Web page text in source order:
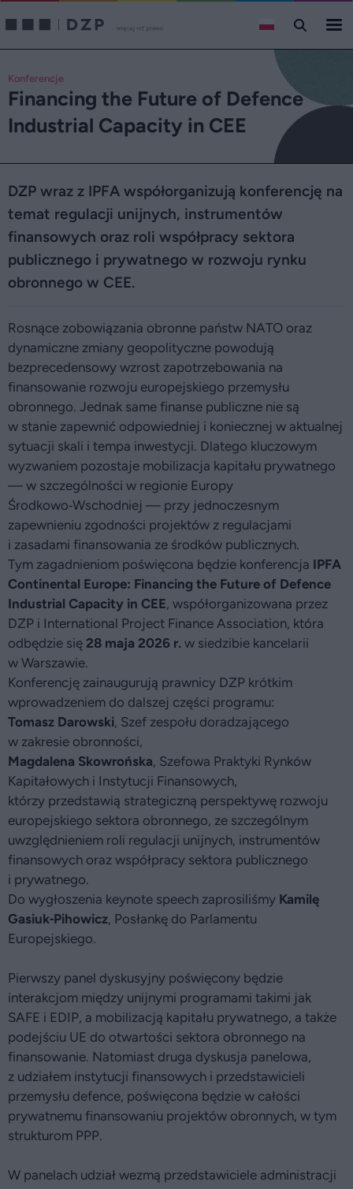
Konferencje
Financing the Future of Defence
Industrial Capacity in CEE
DZP wraz z IPFA współorganizują konferencję na
temat regulacji unijnych, instrumentów
finansowych oraz roli współpracy sektora
publicznego i prywatnego w rozwoju rynku
obronnego w CEE.
Rosnące zobowiązania obronne państw NATO oraz
dynamiczne zmiany geopolityczne powodują
bezprecedensowy wzrost zapotrzebowania na
finansowanie rozwoju europejskiego przemysłu
obronnego. Jednak same finanse publiczne nie są
w stanie zapewnić odpowiedniej i koniecznej w aktualnej
sytuacji skali i tempa inwestycji. Dlatego kluczowym
wyzwaniem pozostaje mobilizacja kapitału prywatnego
— w szczególności w regionie Europy
Środkowo‑Wschodniej — przy jednoczesnym
zapewnieniu zgodności projektów z regulacjami
i zasadami finansowania ze środków publicznych.
Tym zagadnieniom poświęcona będzie konferencja IPFA
Continental Europe: Financing the Future of Defence
Industrial Capacity in CEE, współorganizowana przez
DZP i International Project Finance Association, która
odbędzie się 28 maja 2026 r. w siedzibie kancelarii
w Warszawie.
Konferencję zainaugurują prawnicy DZP krótkim
wprowadzeniem do dalszej części programu:
Tomasz Darowski, Szef zespołu doradzającego
w zakresie obronności,
Magdalena Skowrońska, Szefowa Praktyki Rynków
Kapitałowych i Instytucji Finansowych,
którzy przedstawią strategiczną perspektywę rozwoju
europejskiego sektora obronnego, ze szczególnym
uwzględnieniem roli regulacji unijnych, instrumentów
finansowych oraz współpracy sektora publicznego
i prywatnego.
Do wygłoszenia keynote speech zaprosiliśmy Kamilę
Gasiuk‑Pihowicz, Posłankę do Parlamentu
Europejskiego.
Pierwszy panel dyskusyjny poświęcony będzie
interakcjom między unijnymi programami takimi jak
SAFE i EDIP, a mobilizacją kapitału prywatnego, a także
podejściu UE do otwartości sektora obronnego na
finansowanie. Natomiast druga dyskusja panelowa,
z udziałem instytucji finansowych i przedstawicieli
przemysłu defence, poświęcona będzie w całości
prywatnemu finansowaniu projektów obronnych, w tym
strukturom PPP.
W panelach udział wezmą przedstawiciele administracji